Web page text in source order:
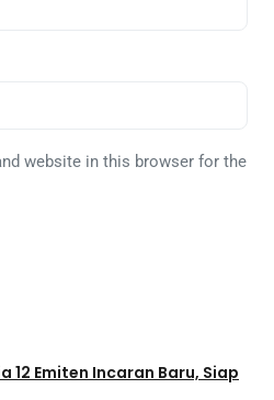
website in this browser for the
12 Emiten Incaran Baru, Siap